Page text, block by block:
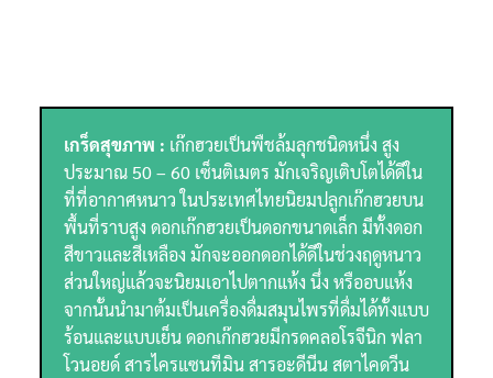
เกร็ดสุขภาพ : เก๊กฮวยเป็นพืชล้มลุกชนิดหนึ่ง สูง
ประมาณ 50 – 60 เซ็นติเมตร มักเจริญเติบโตได้ดีใน
ที่ที่อากาศหนาว ในประเทศไทยนิยมปลูกเก๊กฮวยบน
พื้นที่ราบสูง ดอกเก๊กฮวยเป็นดอกขนาดเล็ก มีทั้งดอก
สีขาวและสีเหลือง มักจะออกดอกได้ดีในช่วงฤดูหนาว
ส่วนใหญ่แล้วจะนิยมเอาไปตากแห้ง นึ่ง หรืออบแห้ง
จากนั้นนำมาต้มเป็นเครื่องดื่มสมุนไพรที่ดื่มได้ทั้งแบบ
ร้อนและแบบเย็น ดอกเก๊กฮวยมีกรดคลอโรจีนิก ฟลา
โวนอยด์ สารไครแซนทีมิน สารอะดีนีน สตาไคดวีน